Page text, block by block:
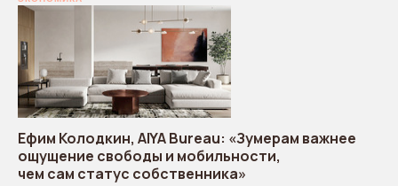
Ефим Колодкин, AIYA Bureau: «Зумерам важнее
ощущение свободы и мобильности,
чем сам статус собственника»